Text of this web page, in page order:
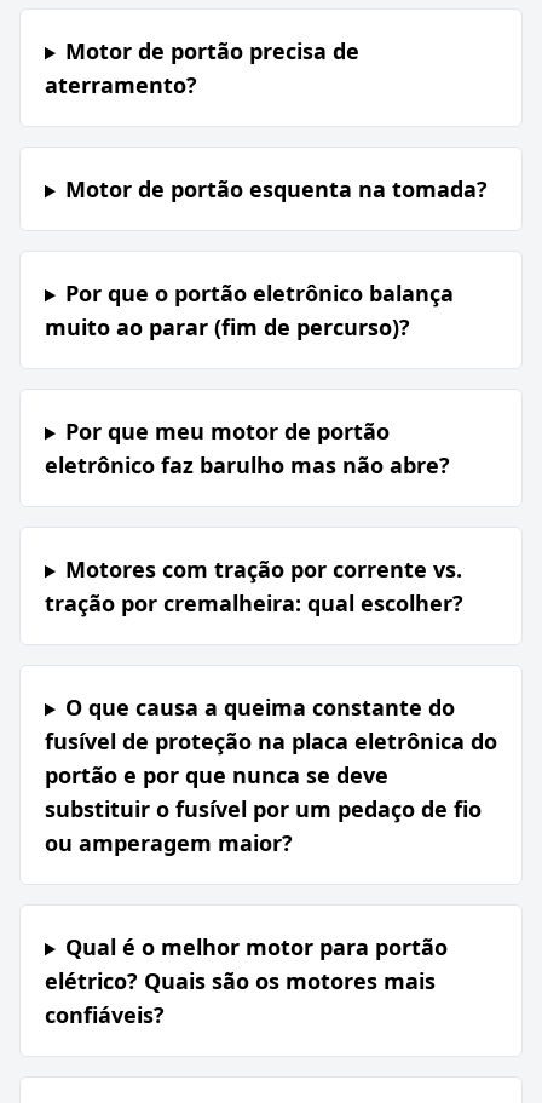
Motor de portão precisa de
aterramento?
Motor de portão esquenta na tomada?
Por que o portão eletrônico balança
muito ao parar (fim de percurso)?
Por que meu motor de portão
eletrônico faz barulho mas não abre?
Motores com tração por corrente vs.
tração por cremalheira: qual escolher?
O que causa a queima constante do
fusível de proteção na placa eletrônica do
portão e por que nunca se deve
substituir o fusível por um pedaço de fio
ou amperagem maior?
Qual é o melhor motor para portão
elétrico? Quais são os motores mais
confiáveis?